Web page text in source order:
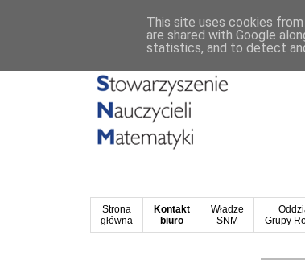
Strona
główna
Kontakt
biuro
Władze
SNM
Grupy
This site uses cookies
are shared with Google
statistics, and to detect